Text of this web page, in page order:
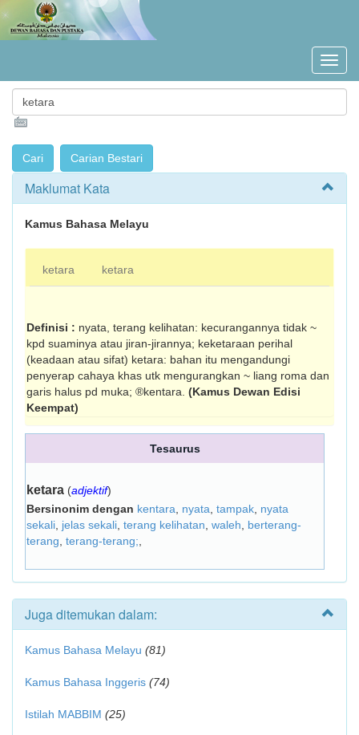
Maklumat Kata
Kamus Bahasa Melayu
ketara ketara
Definisi : nyata, terang kelihatan: kecurangannya tidak ~
kpd suaminya atau jiran-jirannya; keketaraan perihal
(keadaan atau sifat) ke­tara: bahan itu mengandungi
penyerap cahaya khas utk mengurangkan ~ liang roma dan
garis halus pd muka; ®kentara. (Kamus Dewan Edisi
Keempat)
Tesaurus
ketara (adjektif)
Bersinonim dengan kentara nyata tampak nyata
sekali jelas sekali terang kelihatan waleh
berterang-
terang terang-terang;
Juga ditemukan dalam:
Kamus Bahasa Melayu (81)
Kamus Bahasa Inggeris (74)
Istilah MABBIM (25)